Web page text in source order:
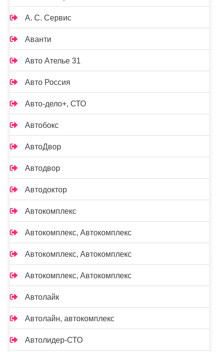
А. С. Сервис
Аванти
Авто Ателье 31
Авто Россия
Авто-дело+, СТО
Автобокс
АвтоДвор
Автодвор
Автодоктор
Автокомплекс
Автокомплекс, Автокомплекс
Автокомплекс, Автокомплекс
Автокомплекс, Автокомплекс
Автолайк
Автолайн, автокомплекс
Автолидер-СТО